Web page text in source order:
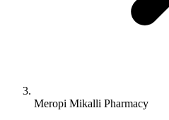
Meropi Mikalli Pharmacy